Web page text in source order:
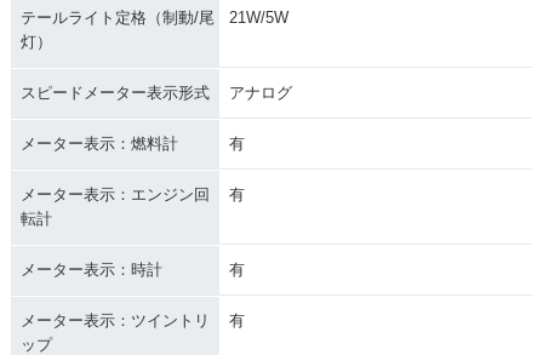
テールライト定格（制動/尾
灯）
21W/5W
スピードメーター表示形式 アナログ
メーター表示：燃料計 有
メーター表示：エンジン回
転計
有
メーター表示：時計 有
メーター表示：ツイントリ
ップ
有